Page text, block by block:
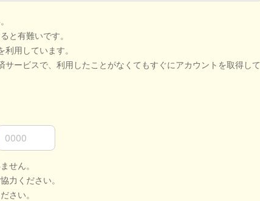
と有難いです。
用しています。
ービスで、利用したことがなくてもすぐにアカウントを取得して
せん。
力ください。
さい。